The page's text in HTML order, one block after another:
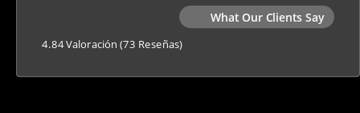
What Our Clients Say
4.84 Valoración (73 Reseñas)